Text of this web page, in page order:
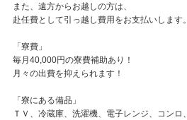
また、遠方からお越しの方は、
赴任費として引っ越し費用をお支払いします。
「寮費」
毎月40,000円の寮費補助あり！
月々の出費を抑えられます！
「寮にある備品」
ＴＶ、冷蔵庫、洗濯機、電子レンジ、コンロ、